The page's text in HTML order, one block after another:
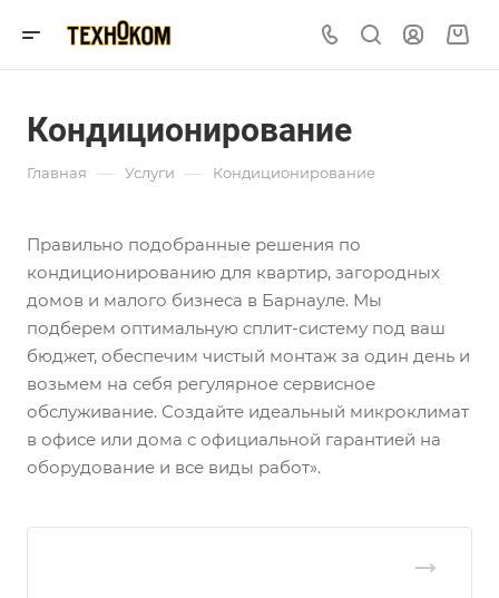
Кондиционирование
Главная — Услуги — Кондиционирование
Правильно подобранные решения по
кондиционированию для квартир, загородных
домов и малого бизнеса в Барнауле. Мы
подберем оптимальную сплит-систему под ваш
бюджет, обеспечим чистый монтаж за один день и
возьмем на себя регулярное сервисное
обслуживание. Создайте идеальный микроклимат
в офисе или дома с официальной гарантией на
оборудование и все виды работ».